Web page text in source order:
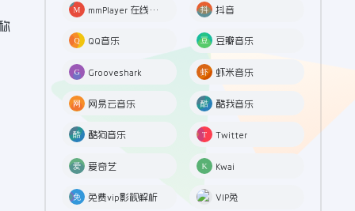
mmPlayer 在线音乐播放 抖音
QQ音乐 豆瓣音乐
Grooveshark 虾米音乐
网易云音乐 酷我音乐
酷狗音乐 Twitter
爱奇艺 Kwai
免费vip影视解析 VIP兔